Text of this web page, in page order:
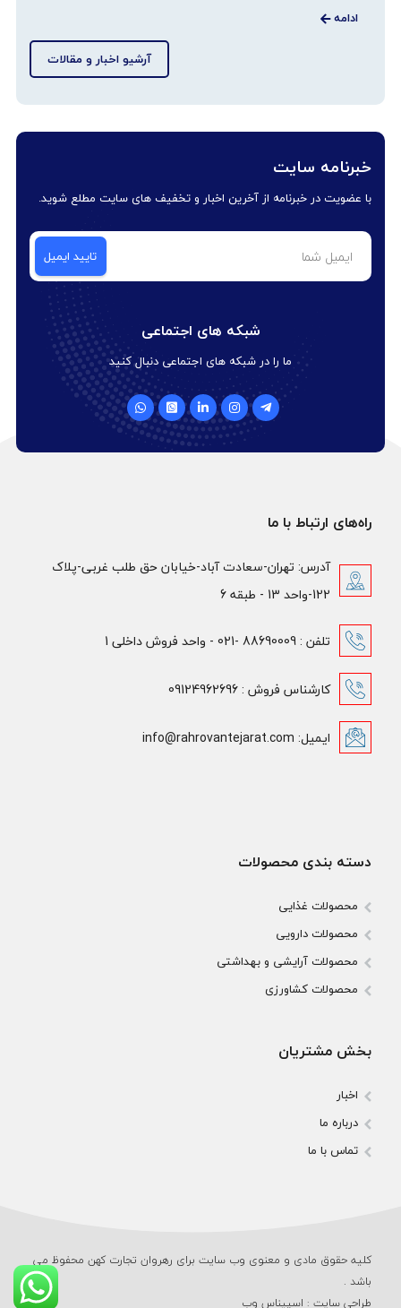
ادامه
آرشیو اخبار و مقالات
خبرنامه سایت
با عضویت در خبرنامه از آخرین اخبار و تخفیف های سایت مطلع شوید.
شبکه های اجتماعی
ما را در شبکه های اجتماعی دنبال کنید
راه‌های ارتباط با ما
آدرس: تهران-سعادت آباد-خیابان حق طلب غربی-پلاک
122-واحد 13 - طبقه 6
تلفن : 88690009 -021 - واحد فروش داخلی 1
کارشناس فروش : 09124962696
ایمیل: info@rahrovantejarat.com
دسته بندی محصولات
محصولات غذایی
محصولات دارویی
محصولات آرایشی و بهداشتی
محصولات کشاورزی
بخش مشتریان
اخبار
درباره ما
تماس با ما
کلیه حقوق مادی و معنوی وب‌ سایت برای رهروان تجارت کهن محفوظ می‌
باشد .
طراحی سایت: اسپیناس وب